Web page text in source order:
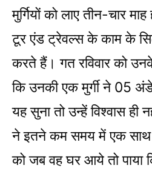
मुर्गियों को लाए तीन-चार
टूर एंड ट्रेवल्स के काम के
करते हैं। गत रविवार को
कि उनकी एक मुर्गी ने 05
यह सुना तो उन्हें विश्वास ही
ने इतने कम समय में एक साथ
को जब वह घर आये तो पाया